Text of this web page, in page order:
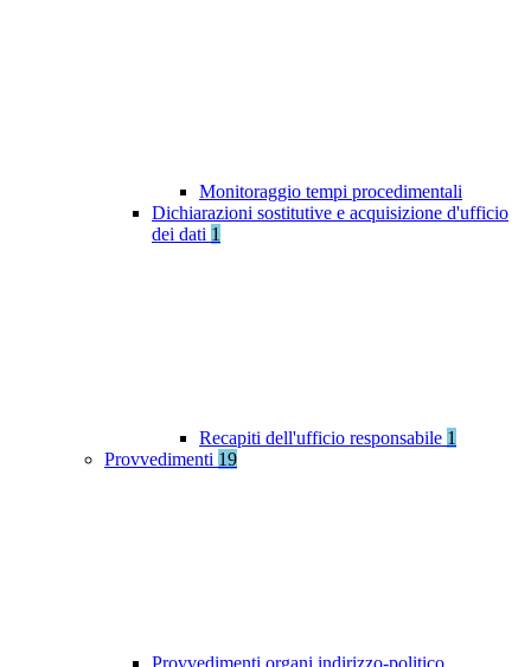
Monitoraggio tempi procedimentali
Dichiarazioni sostitutive e acquisizione d'ufficio
dei dati 1
Recapiti dell'ufficio responsabile 1
Provvedimenti 19